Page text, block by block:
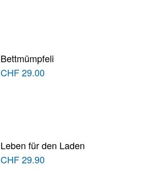
Bettmümpfeli
CHF29.00
Leben für den Laden
CHF29.90